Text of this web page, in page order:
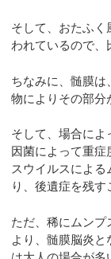
そして、おたふく
われているので、
ちなみに、髄膜は
物によりその部分
そして、場合に
因菌によって重
スウイルスによ
り、後遺症を残す
ただ、稀にムンプ
より、髄膜脳炎